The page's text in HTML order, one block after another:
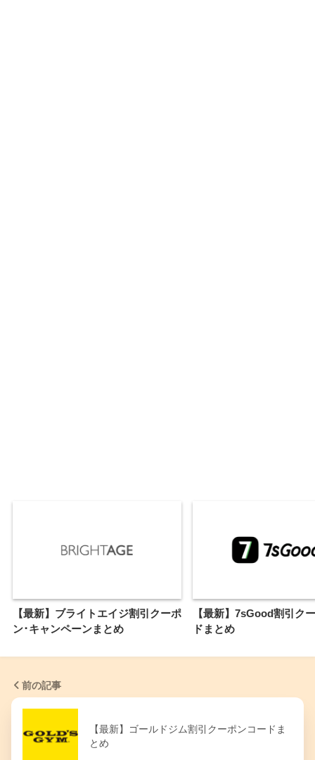
【最新】ブライトエイジ割引クーポ
ン･キャンペーンまとめ
【最新】7sGood割引ク
ドまとめ
前の記事
【最新】ゴールドジム割引クーポンコードま
とめ